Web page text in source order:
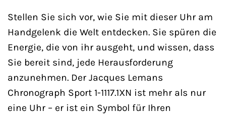
Stellen Sie sich vor, wie Sie mit dieser Uhr am
Handgelenk die Welt entdecken. Sie spüren die
Energie, die von ihr ausgeht, und wissen, dass
Sie bereit sind, jede Herausforderung
anzunehmen. Der Jacques Lemans
Chronograph Sport 1-1117.1XN ist mehr als nur
eine Uhr – er ist ein Symbol für Ihren